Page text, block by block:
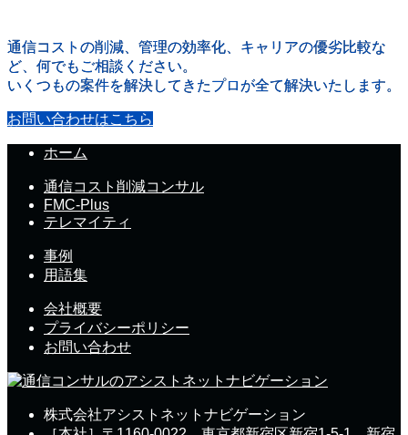
通信コストの削減、管理の効率化、キャリアの優劣比較な
ど、何でもご相談ください。
いくつもの案件を解決してきたプロが全て解決いたします。
お問い合わせはこちら
ホーム
通信コスト削減コンサル
FMC-Plus
テレマイティ
事例
用語集
会社概要
プライバシーポリシー
お問い合わせ
株式会社アシストネットナビゲーション